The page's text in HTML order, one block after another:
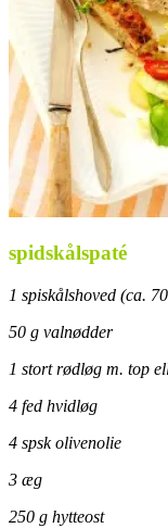
spidskålspaté
1 spiskålshoved (ca.
50 g valnødder
1 stort rødløg m. top
4 fed hvidløg
4 spsk olivenolie
3 æg
250 g hytteost